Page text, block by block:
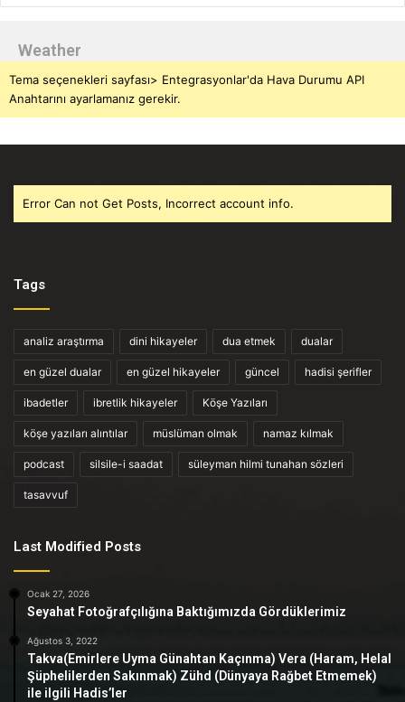
Weather
Tema seçenekleri sayfası> Entegrasyonlar'da Hava Durumu API
Anahtarını ayarlamanız gerekir.
Error Can not Get Posts, Incorrect account info.
Tags
analiz araştırma dini hikayeler dua etmek dualar
en güzel dualar en güzel hikayeler güncel hadisi şerifler
ibadetler ibretlik hikayeler Köşe Yazıları
köşe yazıları alıntılar müslüman olmak namaz kılmak
podcast silsile-i saadat süleyman hilmi tunahan sözleri
tasavvuf
Last Modified Posts
Ocak 27, 2026
Seyahat Fotoğrafçılığına Baktığımızda Gördüklerimiz
Ağustos 3, 2022
Takva(Emirlere Uyma Günahtan Kaçınma) Vera (Haram, Helal
Şüphelilerden Sakınmak) Zühd (Dünyaya Rağbet Etmemek)
ile ilgili Hadis’ler